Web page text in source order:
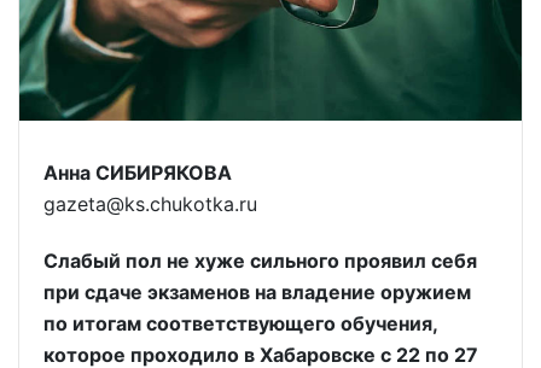
Анна СИБИРЯКОВА
gazeta@ks.chukotka.ru
Слабый пол не хуже сильного проявил себя
при сдаче экзаменов на владение оружием
по итогам соответствующего обучения,
которое проходило в Хабаровске с 22 по 27